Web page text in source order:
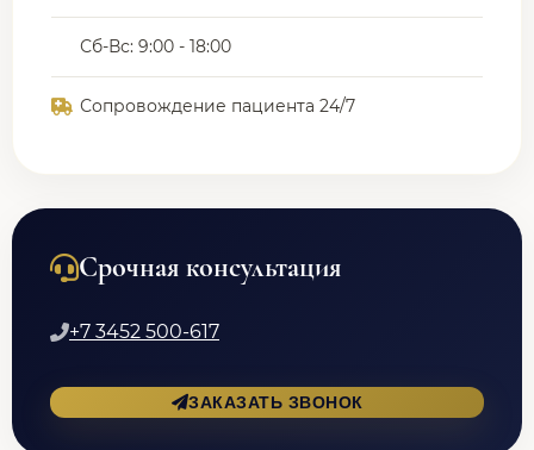
Сб-Вс: 9:00 - 18:00
Сопровождение пациента 24/7
Срочная консультация
+7 3452 500-617
ЗАКАЗАТЬ ЗВОНОК